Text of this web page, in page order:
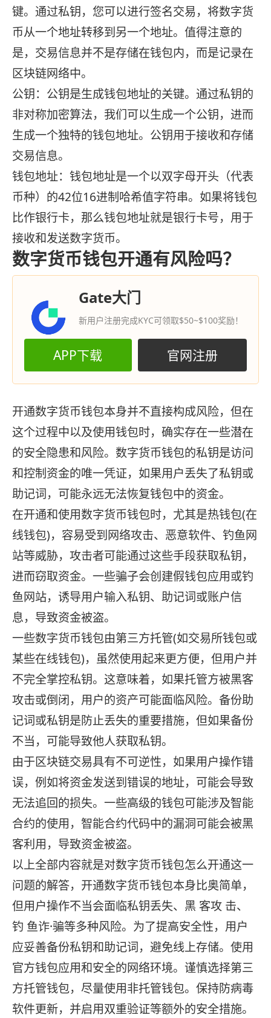
键。通过私钥，您可以进行签名交易，将数字货
币从一个地址转移到另一个地址。值得注意的
是，交易信息并不是存储在钱包内，而是记录在
区块链网络中。
公钥：公钥是生成钱包地址的关键。通过私钥的
非对称加密算法，我们可以生成一个公钥，进而
生成一个独特的钱包地址。公钥用于接收和存储
交易信息。
钱包地址：钱包地址是一个以双字母开头（代表
币种）的42位16进制哈希值字符串。如果将钱包
比作银行卡，那么钱包地址就是银行卡号，用于
接收和发送数字货币。
数字货币钱包开通有风险吗？
Gate大门
新用户注册完成KYC可领取$50~$100奖励！
APP下载 官网注册
开通数字货币钱包本身并不直接构成风险，但在
这个过程中以及使用钱包时，确实存在一些潜在
的安全隐患和风险。数字货币钱包的私钥是访问
和控制资金的唯一凭证，如果用户丢失了私钥或
助记词，可能永远无法恢复钱包中的资金。
在开通和使用数字货币钱包时，尤其是热钱包(在
线钱包)，容易受到网络攻击、恶意软件、钓鱼网
站等威胁，攻击者可能通过这些手段获取私钥，
进而窃取资金。一些骗子会创建假钱包应用或钓
鱼网站，诱导用户输入私钥、助记词或账户信
息，导致资金被盗。
一些数字货币钱包由第三方托管(如交易所钱包或
某些在线钱包)，虽然使用起来更方便，但用户并
不完全掌控私钥。这意味着，如果托管方被黑客
攻击或倒闭，用户的资产可能面临风险。备份助
记词或私钥是防止丢失的重要措施，但如果备份
不当，可能导致他人获取私钥。
由于区块链交易具有不可逆性，如果用户操作错
误，例如将资金发送到错误的地址，可能会导致
无法追回的损失。一些高级的钱包可能涉及智能
合约的使用，智能合约代码中的漏洞可能会被黑
客利用，导致资金被盗。
以上全部内容就是对数字货币钱包怎么开通这一
问题的解答，开通数字货币钱包本身比奥简单，
但用户操作不当会面临私钥丢失、黑 客攻 击、
钓 鱼诈·骗等多种风险。为了提高安全性，用户
应妥善备份私钥和助记词，避免线上存储。使用
官方钱包应用和安全的网络环境。谨慎选择第三
方托管钱包，尽量使用非托管钱包。保持防病毒
软件更新，并启用双重验证等额外的安全措施。